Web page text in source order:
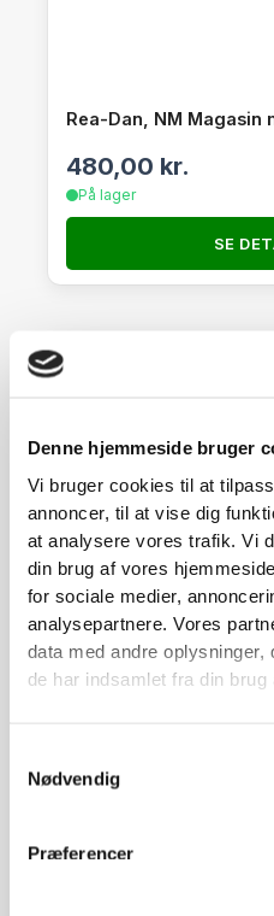
Denne hjemmeside bruger
Vi bruger cookies til at
annoncer, til at vise dig
at analysere vores trafik. Vi
din brug af vores
for sociale medier,
analysepartnere. Vores
data med andre
de har indsamlet fra din brug
Nødvendig
Præferencer
Rea-Dan, NM Magasin
480,00 kr.
På lager
SE
Bæreskinne Alu til